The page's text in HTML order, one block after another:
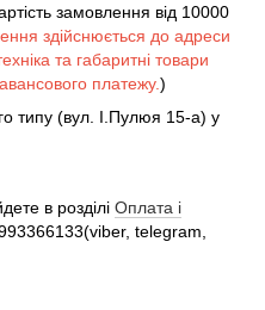
замовлення від 10000
здійснюється до адреси
та габаритні товари
платежу.)
типу (вул. І.Пулюя 15-а) у
в розділі Оплата і
telegram,